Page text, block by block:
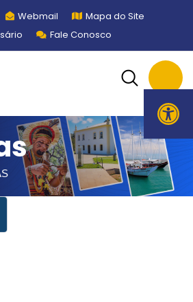
Webmail
Mapa do Site
Fale Conosco